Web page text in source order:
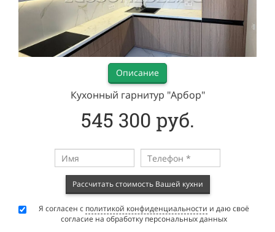
Описание
Кухонный гарнитур "Арбор"
545 300 руб.
Рассчитать стоимость Вашей кухни
Я согласен с политикой конфиденциальности и даю своё
согласие на обработку персональных данных